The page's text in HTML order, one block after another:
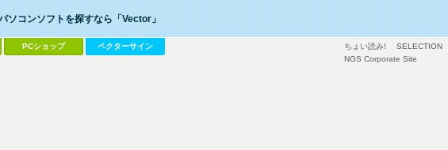
ちょい読み! SELECTION
NGS Corporate Site
ソコンソフトを探すなら「Vector」
PCショップ ベクターサイン